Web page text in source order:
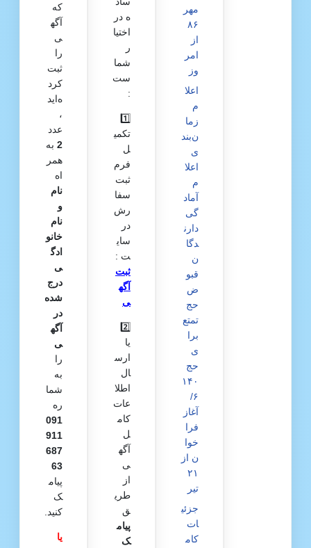
مهر
۸۶
از
امر
وز
اعلا
م
زما
ن‌بند
ی
اعلا
م
آماد
گی
دارن
دگا
ن
قبو
ض
حج
تمتع
برا
ی
حج
۱۴۰
۶/
آغاز
فرا
خوا
ن از
۲۱
تیر
جزئی
ات
کام
ه در
اختیا
ر
شما
ست
:
1️⃣
تکمی
ل
فرم
ثبت
سفا
رش
در
سای
ت :
ثبت
آگه
ی
2️⃣
یا
ارس
ال
اطلا
عات
کام
ل
آگه
ی
از
طری
ق
پیام
ک
که
آگه
ی
را
ثبت
کرد
ه‌اید
،
عدد
2 به
همر
اه
نام
و
نام
خانو
ادگ
ی
درج‌
شده
در
آگه
ی
را
به
شما
ره
091
911
687
63
پیام
ک
کنید.
یا